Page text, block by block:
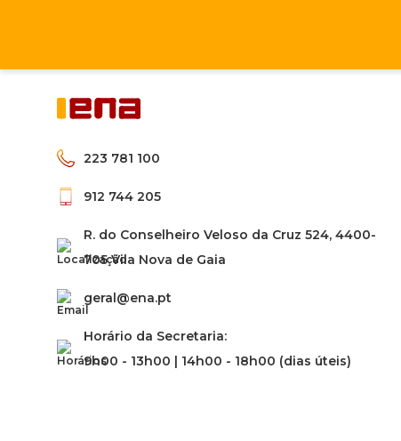
223 781 100
912 744 205
R. do Conselheiro Veloso da Cruz 524, 4400-
705 Vila Nova de Gaia
geral@ena.pt
Horário da Secretaria:
9h00 - 13h00 | 14h00 - 18h00 (dias úteis)